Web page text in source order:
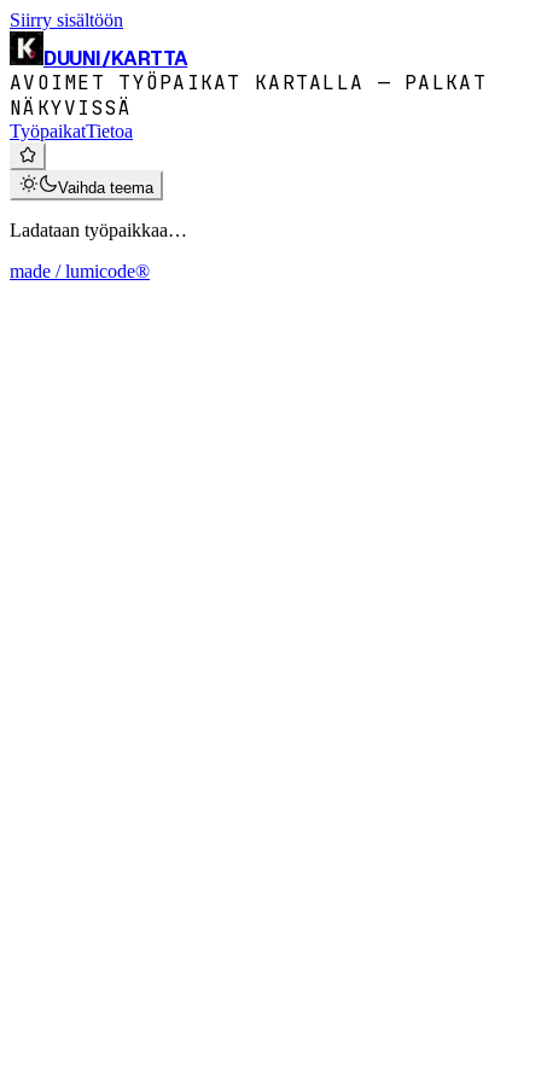
Siirry sisältöön
DUUNI/KARTTA
AVOIMET TYÖPAIKAT KARTALLA — PALKAT
NÄKYVISSÄ
TyöpaikatTietoa
Vaihda teema
Ladataan työpaikkaa…
made / lumicode®